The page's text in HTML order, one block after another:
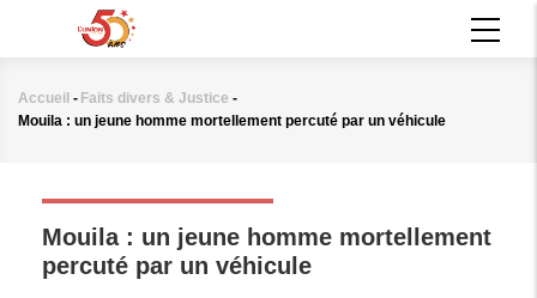
principal
Fil
Accueil - Faits divers & Justice -
Mouila : un jeune homme mortellement percuté par un véhicule
Mouila : un jeune homme mortellement
percuté par un véhicule